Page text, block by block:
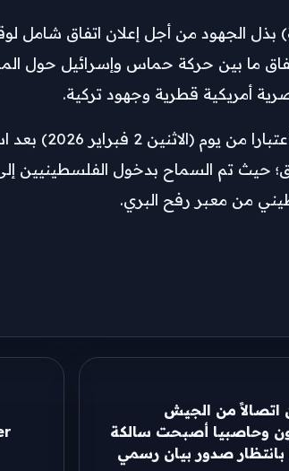
الجهود من أجل إعلان اتفاق شامل
فجر يوم 9 أكتوبر 2025، إلى اتفاق ما بين حركة
أمريكية قطرية وجهود تركية.
ودخلت المرحلة
حيث تم السماح بدخول الفلسطينيين
من معبر رفح البري.
اتصالاً من الجيش
وحاصبيا أصبحت سالكة
بانتظار صدور بيان رسمي